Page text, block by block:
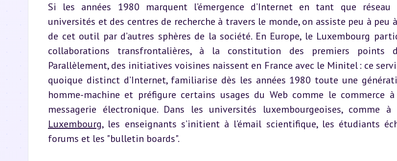
Si les années 1980 marquent l’émergence d’Internet en tant que réseau
universités et des centres de recherche à travers le monde, on assiste peu à peu
de cet outil par d’autres sphères de la société. En Europe, le Luxembourg
collaborations transfrontalières, à la constitution des premiers points
Parallèlement, des initiatives voisines naissent en France avec le Minitel : ce
quoique distinct d’Internet, familiarise dès les années 1980 toute une
homme-machine et préfigure certains usages du Web comme le commerce
messagerie électronique. Dans les universités luxembourgeoises, comme à
Luxembourg, les enseignants s’initient à l’émail scientifique, les étudiants
forums et les "bulletin boards".